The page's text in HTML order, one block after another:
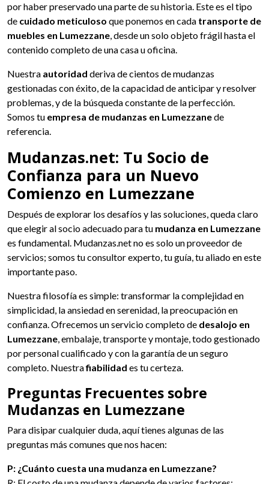
por haber preservado una parte de su historia. Este es el tipo
de cuidado meticuloso que ponemos en cada transporte de
muebles en Lumezzane, desde un solo objeto frágil hasta el
contenido completo de una casa u oficina.
Nuestra autoridad deriva de cientos de mudanzas
gestionadas con éxito, de la capacidad de anticipar y resolver
problemas, y de la búsqueda constante de la perfección.
Somos tu empresa de mudanzas en Lumezzanede
referencia.
Mudanzas.net: Tu Socio de
Confianza para un Nuevo
Comienzo en Lumezzane
Después de explorar los desafíos y las soluciones, queda claro
que elegir al socio adecuado para tu mudanza en Lumezzane
es fundamental. Mudanzas.net no es solo un proveedor de
servicios; somos tu consultor experto, tu guía, tu aliado en este
importante paso.
Nuestra filosofía es simple: transformar la complejidad en
simplicidad, la ansiedad en serenidad, la preocupación en
confianza. Ofrecemos un servicio completo de desalojo en
Lumezzane, embalaje, transporte y montaje, todo gestionado
por personal cualificado y con la garantía de un seguro
completo. Nuestrafiabilidad es tu certeza.
Preguntas Frecuentes sobre
Mudanzas en Lumezzane
Para disipar cualquier duda, aquí tienes algunas de las
preguntas más comunes que nos hacen:
P: ¿Cuánto cuesta una mudanza en Lumezzane?